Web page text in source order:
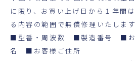
に限り、お買い上げ日から１年間
る内容の範囲で無償修理いたします
■型番・周波数 ■製造番号 ■お
名 ■お客様ご住所